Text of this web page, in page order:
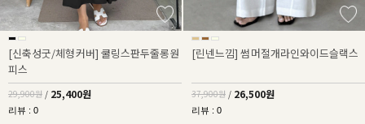
[신축성굿/체형커버] 쿨링스판두줄롱원
피스
29,900원 / 25,400원
리뷰 : 0
[린넨느낌] 썸머절개라인와이드슬랙스
37,900원 / 26,500원
리뷰 : 0